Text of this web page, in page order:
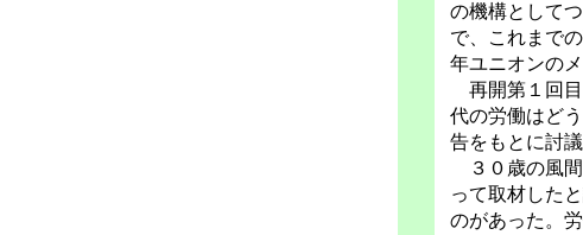
の機構として
で、これまで
年ユニオンの
再開第１回目
代の労働はど
告をもとに討議
３０歳の風間
って取材した
のがあった。